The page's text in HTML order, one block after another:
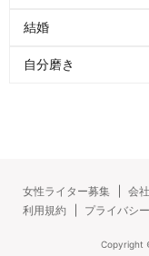
結婚
自分磨き
女性ライター募集 会
利用規約
プライバシ
Copyright